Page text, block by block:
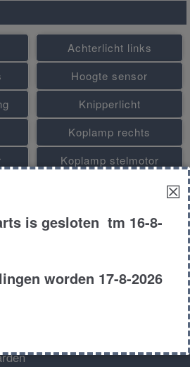
Achterlicht links
Hoogte sensor
Knipperlicht
Koplamp rechts
Koplamp stelmotor
module bocht verlichting
ballast
☒
is gesloten tm 16-8-
worden 17-8-2026